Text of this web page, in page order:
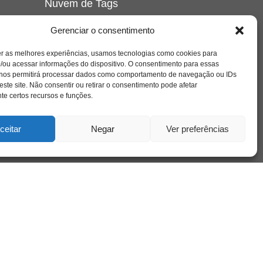
Gerenciar o consentimento
as melhores experiências, usamos tecnologias como cookies para
ou acessar informações do dispositivo. O consentimento para essas
permitirá processar dados como comportamento de navegação ou IDs
site. Não consentir ou retirar o consentimento pode afetar
certos recursos e funções.
Negar Ver preferências
Nuvem de Tags
crianca cuidado cultura depressao
educação família filme
freud infância insight jung liberdade livro
loucura luto maternidade
psicologia relato